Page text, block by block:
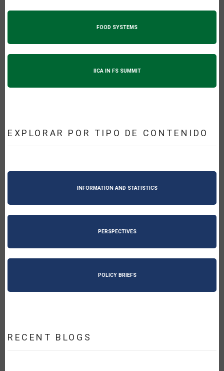
FOOD SYSTEMS
IICA IN FS SUMMIT
EXPLORAR POR TIPO DE CONTENIDO
INFORMATION AND STATISTICS
PERSPECTIVES
POLICY BRIEFS
RECENT BLOGS